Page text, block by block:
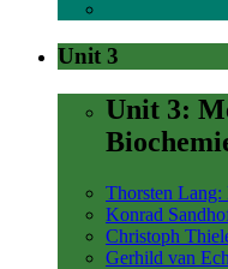
Unit 3
Unit 3:
Thorsten Lang:
Konrad
Christoph
Gerhild van